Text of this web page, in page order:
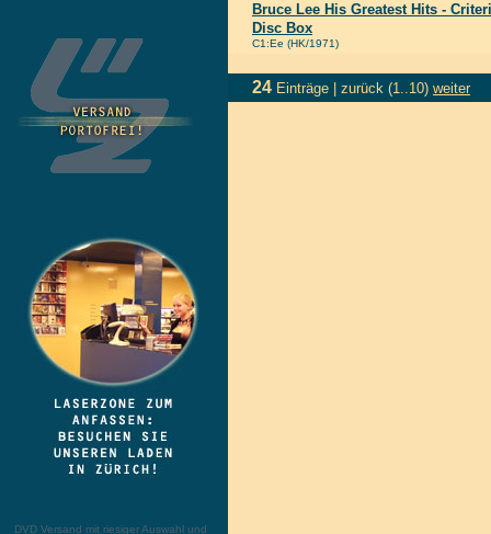
DVD Versand mit riesiger Auswahl und
Bruce Lee His Greatest Hits -
Disc Box
C1:Ee (HK/1971)
24 Einträge | zurück (1..10) weiter